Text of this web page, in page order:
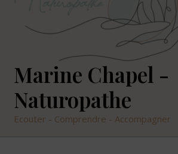
Marine Chapel -
Naturopathe
Ecouter - Comprendre - Accompagner